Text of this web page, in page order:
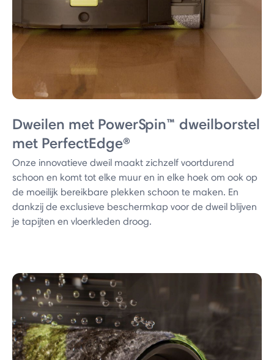
Dweilen met PowerSpin™ dweilborstel
met PerfectEdge®
Onze innovatieve dweil maakt zichzelf voortdurend
schoon en komt tot elke muur en in elke hoek om ook op
de moeilijk bereikbare plekken schoon te maken. En
dankzij de exclusieve beschermkap voor de dweil blijven
je tapijten en vloerkleden droog.